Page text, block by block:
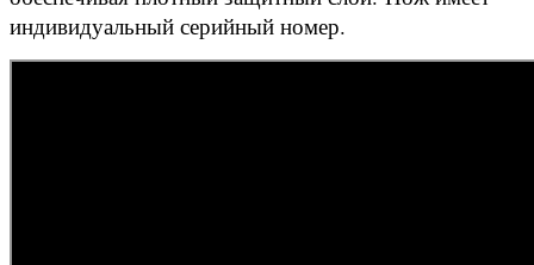
индивидуальный серийный номер.